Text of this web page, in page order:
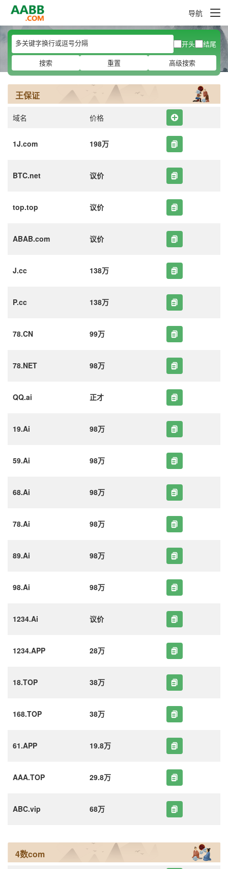
导航
开头
结尾
搜索
重置 高级搜索
王保证
域名 价格
1J.com 198万
BTC.net 议价
top.top 议价
ABAB.com 议价
J.cc 138万
P.cc 138万
78.CN 99万
78.NET 98万
QQ.ai 正才
19.Ai 98万
59.Ai 98万
68.Ai 98万
78.Ai 98万
89.Ai 98万
98.Ai 98万
1234.Ai 议价
1234.APP 28万
18.TOP 38万
168.TOP 38万
61.APP 19.8万
AAA.TOP 29.8万
ABC.vip 68万
4数com